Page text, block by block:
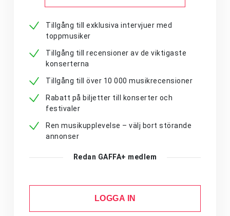
Tillgång till exklusiva intervjuer med
toppmusiker
Tillgång till recensioner av de viktigaste
konserterna
Tillgång till över 10 000 musikrecensioner
Rabatt på biljetter till konserter och
festivaler
Ren musikupplevelse – välj bort störande
annonser
Redan GAFFA+ medlem
LOGGA IN